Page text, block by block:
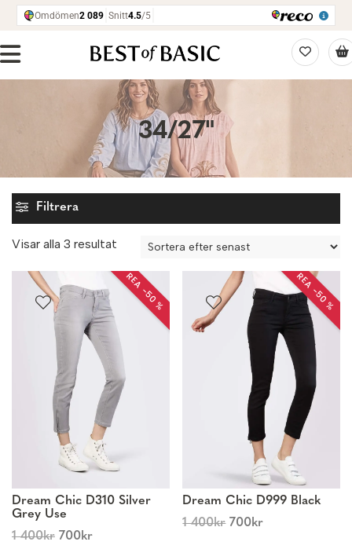
34/27"
Filtrera
Visar alla 3 resultat Sortera
senaste
REA −50 %
Dream Chic D310 Silver
Grey Use
1 400kr 700kr
REA −50 %
Dream Chic D999 Black
1 400kr 700kr